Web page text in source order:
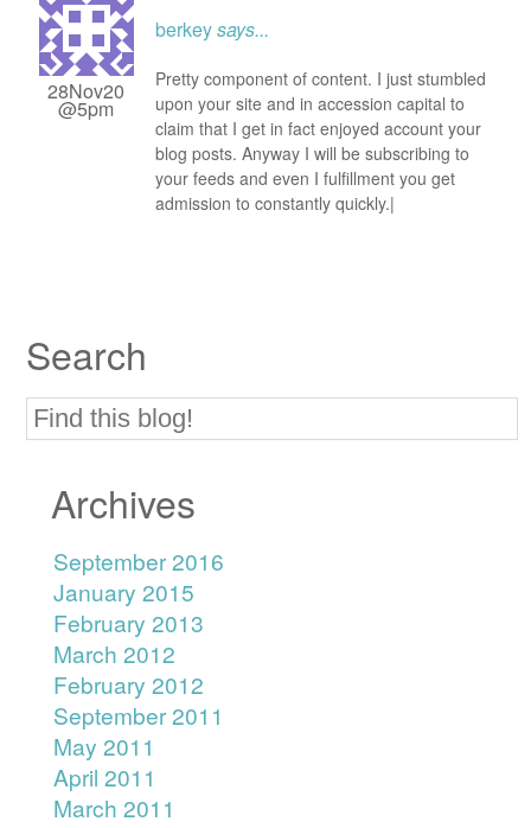
28Nov20
@5pm
berkeysays...
Pretty component of content. I just stumbled
upon your site and in accession capital to
claim that I get in fact enjoyed account your
blog posts. Anyway I will be subscribing to
your feeds and even I fulfillment you get
admission to constantly quickly.|
Search
Archives
September 2016
January 2015
February 2013
March 2012
February 2012
September 2011
May 2011
April 2011
March 2011